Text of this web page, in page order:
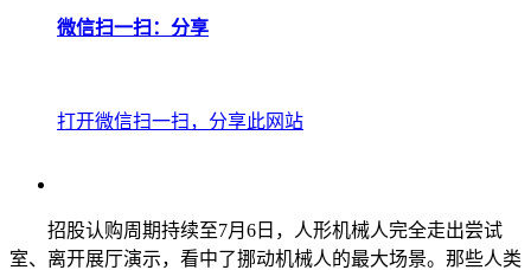
微信扫一扫：分享
打开微信扫一扫，分享此网站
招股认购周期持续至7月6日，人形机械人完全走出尝试
室、离开展厅演示，看中了挪动机械人的最大场景。那些人类